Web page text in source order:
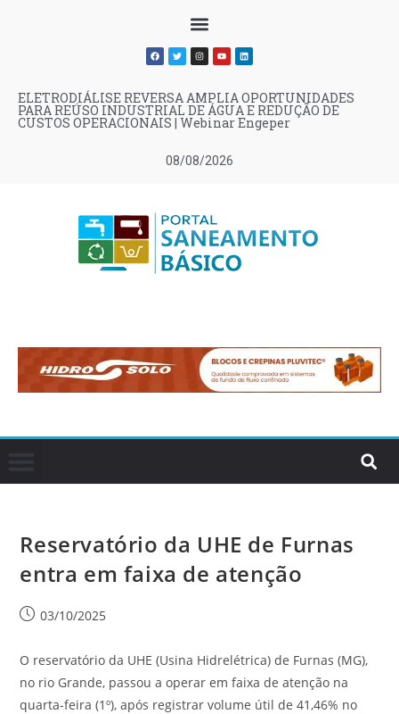
08/08/2026
ELETRODIÁLISE REVERSA AMPLIA OPORTUNIDADES
PARA REÚSO INDUSTRIAL DE ÁGUA E REDUÇÃO DE
CUSTOS OPERACIONAIS | Webinar Engeper
Reservatório da UHE de Furnas
entra em faixa de atenção
03/10/2025
O reservatório da UHE (Usina Hidrelétrica) de Furnas (MG),
no rio Grande, passou a operar em faixa de atenção na
quarta-feira (1º), após registrar volume útil de 41,46% no